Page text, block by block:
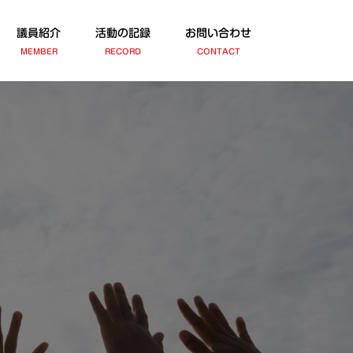
議員紹介
MEMBER
活動の記録
RECORD
お問い合わせ
CONTACT